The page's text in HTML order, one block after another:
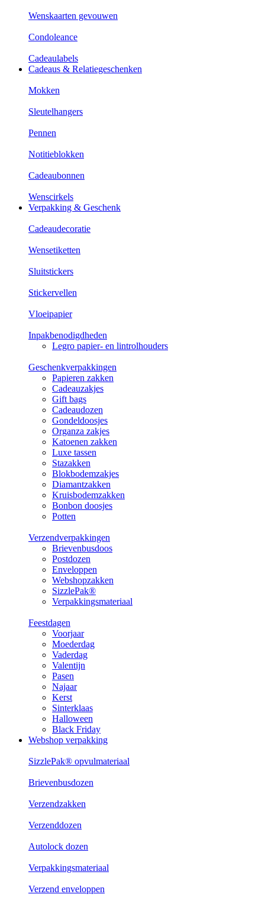
Wenskaarten gevouwen
Condoleance
Cadeaulabels
Cadeaus & Relatiegeschenken
Mokken
Sleutelhangers
Pennen
Notitieblokken
Cadeaubonnen
Wenscirkels
Verpakking & Geschenk
Cadeaudecoratie
Wensetiketten
Sluitstickers
Stickervellen
Vloeipapier
Inpakbenodigdheden
Legro papier- en lintrolhouders
Geschenkverpakkingen
Papieren zakken
Cadeauzakjes
Gift bags
Cadeaudozen
Gondeldoosjes
Organza zakjes
Katoenen zakken
Luxe tassen
Stazakken
Blokbodemzakjes
Diamantzakken
Kruisbodemzakken
Bonbon doosjes
Potten
Verzendverpakkingen
Brievenbusdoos
Postdozen
Enveloppen
Webshopzakken
SizzlePak®
Verpakkingsmateriaal
Feestdagen
Voorjaar
Moederdag
Vaderdag
Valentijn
Pasen
Najaar
Kerst
Sinterklaas
Halloween
Black Friday
Webshop verpakking
SizzlePak® opvulmateriaal
Brievenbusdozen
Verzendzakken
Verzenddozen
Autolock dozen
Verpakkingsmateriaal
Verzend enveloppen